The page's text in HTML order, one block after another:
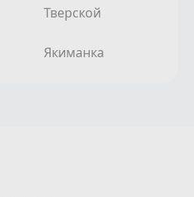
Тверской
Якиманка